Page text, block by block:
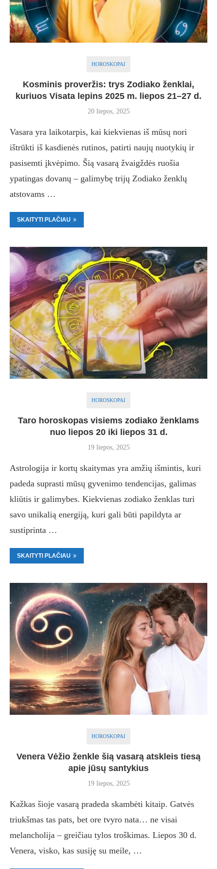
HOROSKOPAI
Kosminis proveržis: trys Zodiako ženklai,
kuriuos Visata lepins 2025 m. liepos 21–27 d.
20 liepos, 2025
Vasara yra laikotarpis, kai kiekvienas iš mūsų nori
ištrūkti iš kasdienės rutinos, patirti naujų nuotykių ir
pasisemti įkvėpimo. Šią vasarą žvaigždės ruošia
ypatingas dovanų – galimybę trijų Zodiako ženklų
atstovams …
SKAITYTI PLAČIAU
HOROSKOPAI
Taro horoskopas visiems zodiako ženklams
nuo liepos 20 iki liepos 31 d.
19 liepos, 2025
Astrologija ir kortų skaitymas yra amžių išmintis, kuri
padeda suprasti mūsų gyvenimo tendencijas, galimas
kliūtis ir galimybes. Kiekvienas zodiako ženklas turi
savo unikalią energiją, kuri gali būti papildyta ar
sustiprinta …
SKAITYTI PLAČIAU
HOROSKOPAI
Venera Vėžio ženkle šią vasarą atskleis tiesą
apie jūsų santykius
19 liepos, 2025
Kažkas šioje vasarą pradeda skambėti kitaip. Gatvės
triukšmas tas pats, bet ore tvyro nata… ne visai
melancholija – greičiau tylos troškimas. Liepos 30 d.
Venera, visko, kas susiję su meile, …